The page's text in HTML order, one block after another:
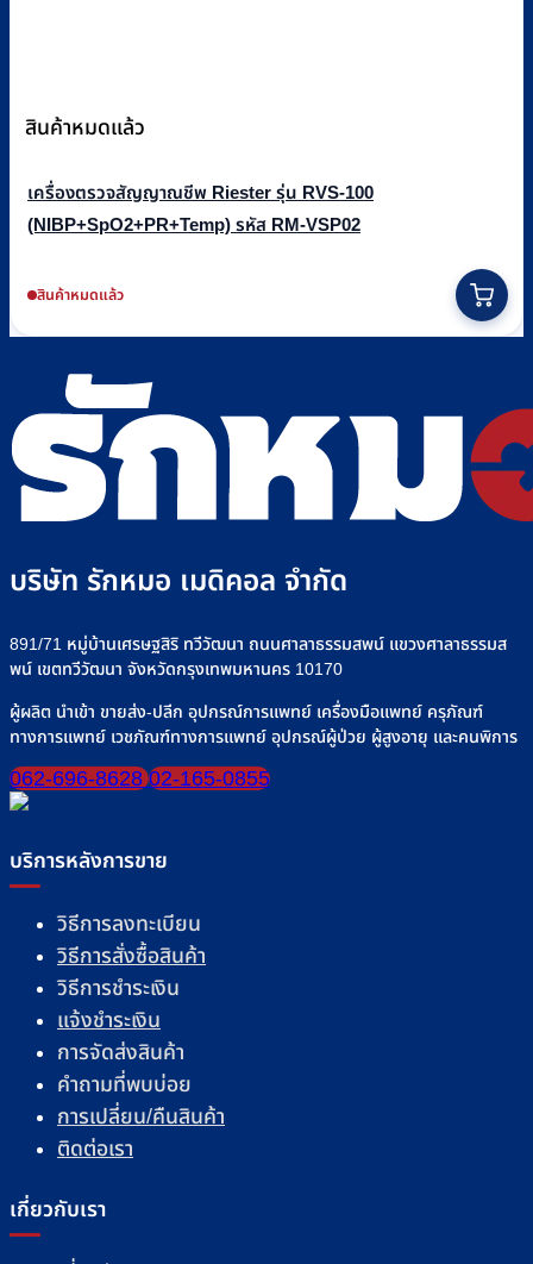
สินค้าหมดแล้ว
เครื่องตรวจสัญญาณชีพ Riester รุ่น RVS-100
(NIBP+SpO2+PR+Temp) รหัส RM-VSP02
สินค้าหมดแล้ว
บริษัท รักหมอ เมดิคอล จำกัด
891/71 หมู่บ้านเศรษฐสิริ ทวีวัฒนา ถนนศาลาธรรมสพน์ แขวงศาลาธรรมส
พน์ เขตทวีวัฒนา จังหวัดกรุงเทพมหานคร 10170
ผู้ผลิต นำเข้า ขายส่ง-ปลีก อุปกรณ์การแพทย์ เครื่องมือแพทย์ ครุภัณฑ์
ทางการแพทย์ เวชภัณฑ์ทางการแพทย์ อุปกรณ์ผู้ป่วย ผู้สูงอายุ และคนพิการ
062-696-8628 02-165-0855
บริการหลังการขาย
วิธีการลงทะเบียน
วิธีการสั่งซื้อสินค้า
วิธีการชำระเงิน
แจ้งชำระเงิน
การจัดส่งสินค้า
คำถามที่พบบ่อย
การเปลี่ยน/คืนสินค้า
ติดต่อเรา
เกี่ยวกับเรา